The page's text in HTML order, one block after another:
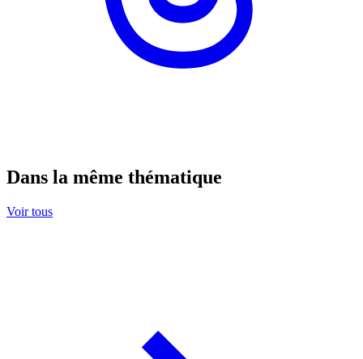
Dans la même thématique
Voir tous